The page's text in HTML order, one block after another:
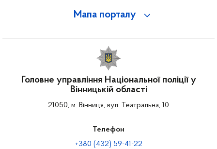
Мапа порталу
Головне управління Національної поліції у
Вінницькій області
21050, м. Вінниця, вул. Театральна, 10
Телефон
+380 (432) 59-41-22